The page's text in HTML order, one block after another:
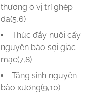
thương ở vị trí ghép
da(5,6)
Thúc đẩy nuôi cấy
nguyên bào sợi giác
mạc(7,8)
Tăng sinh nguyên
bào xương(9,10)